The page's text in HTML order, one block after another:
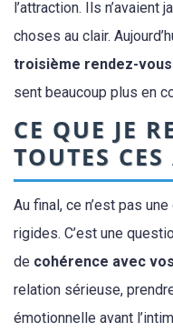
l’attraction. Ils
choses au clair.
troisième rendez-vous
sent beaucoup plus en
CE QUE JE
TOUTES
Au final, ce n’est pas
rigides. C’est une
de cohérence avec
relation sérieuse,
émotionnelle avant